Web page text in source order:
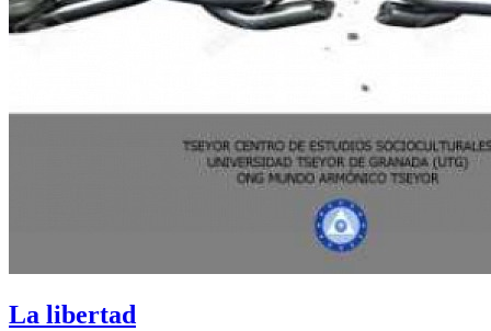
La libertad